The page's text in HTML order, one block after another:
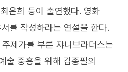
은희 등이 출연했다. 영화
를 작성하라는 연설을 한다.
제가를 부른 쟈니브라더스는
술 중흥을 위해 김종필의